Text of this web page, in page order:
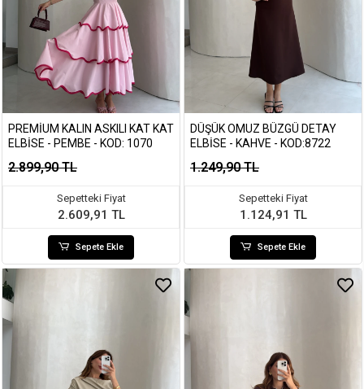
PREMIUM KALIN ASKILI KAT KAT
ELBISE - PEMBE - KOD: 1070
2.899,90 TL
Sepetteki Fiyat
2.609,91 TL
Sepete Ekle
DÜŞÜK OMUZ BÜZGÜ DETAY
ELBISE - KAHVE - KOD:8722
1.249,90 TL
Sepetteki Fiyat
1.124,91 TL
Sepete Ekle